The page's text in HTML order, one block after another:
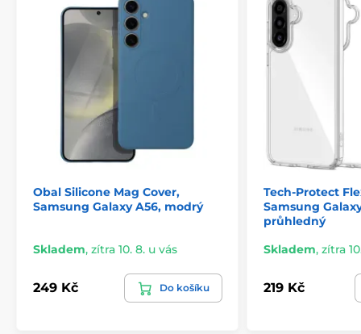
Bez kompromisů:Žádné kosmetické ani funkční
poškození – pouzdro je navrženo s důrazem na
detail a dlouhodobé používání.
Obal Silicone Mag Cover,
Samsung Galaxy A56, modrý
Skladem, zítra 10. 8. u vás
249 Kč Do košíku
Tech-Protect
Samsung
průhledný
Skladem, zítra
219 Kč